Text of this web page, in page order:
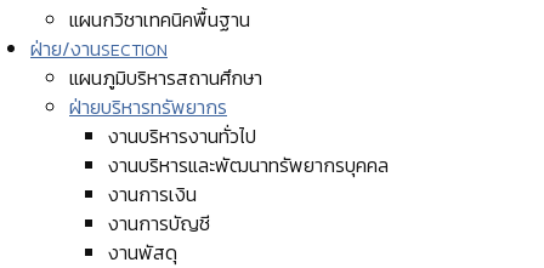
แผนกวิชาเทคนิคพื้นฐาน
ฝ่าย/งานSECTION
แผนภูมิบริหารสถานศึกษา
ฝ่ายบริหารทรัพยากร
งานบริหารงานทั่วไป
งานบริหารและพัฒนาทรัพยากรบุคคล
งานการเงิน
งานการบัญชี
งานพัสดุ